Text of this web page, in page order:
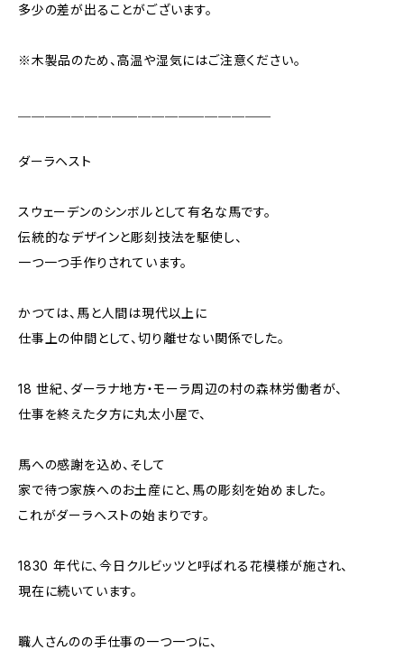
多少の差が出ることがございます。
※木製品のため、高温や湿気にはご注意ください。
ダーラヘスト
スウェーデンのシンボルとして有名な馬です。
伝統的なデザインと彫刻技法を駆使し、
一つ一つ手作りされています。
かつては、馬と人間は現代以上に
仕事上の仲間として、切り離せない関係でした。
18 世紀、ダーラナ地方・モーラ周辺の村の森林労働者が、
仕事を終えた夕方に丸太小屋で、
馬への感謝を込め、そして
家で待つ家族へのお土産にと、馬の彫刻を始めました。
これがダーラヘストの始まりです。
1830 年代に、今日クルビッツと呼ばれる花模様が施され、
現在に続いています。
職人さんのの手仕事の一つ一つに、